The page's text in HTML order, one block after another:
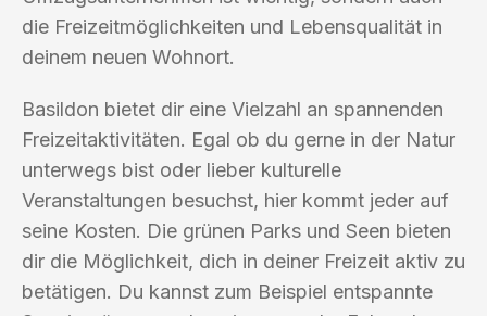
die Freizeitmöglichkeiten und Lebensqualität in
deinem neuen Wohnort.
Basildon bietet dir eine Vielzahl an spannenden
Freizeitaktivitäten. Egal ob du gerne in der Natur
unterwegs bist oder lieber kulturelle
Veranstaltungen besuchst, hier kommt jeder auf
seine Kosten. Die grünen Parks und Seen bieten
dir die Möglichkeit, dich in deiner Freizeit aktiv zu
betätigen. Du kannst zum Beispiel entspannte